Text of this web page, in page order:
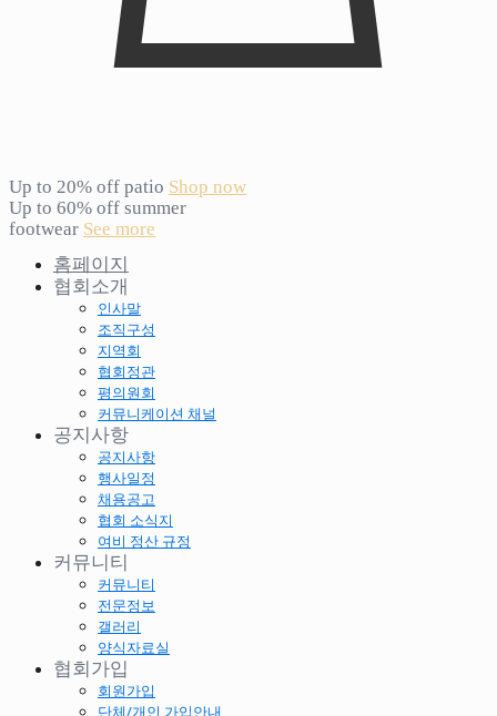
Up to 20% off patio Shop now
Up to 60% off summer
footwear See more
홈페이지
협회소개
인사말
조직구성
지역회
협회정관
평의원회
커뮤니케이션 채널
공지사항
공지사항
행사일정
채용공고
협회 소식지
여비 정산 규정
커뮤니티
커뮤니티
전문정보
갤러리
양식자료실
협회가입
회원가입
단체/개인 가입안내